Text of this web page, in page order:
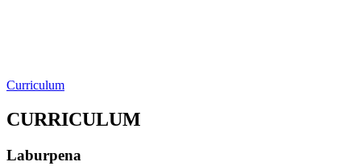
Curriculum
CURRICULUM
Laburpena